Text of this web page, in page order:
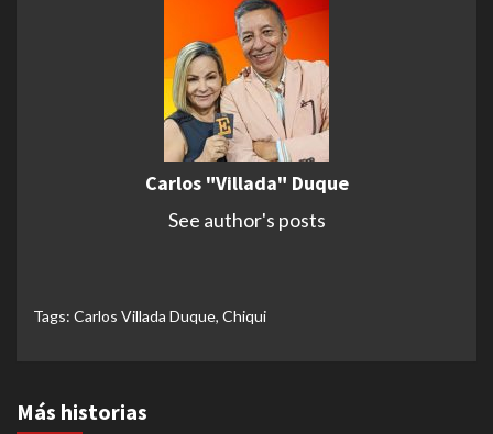
Carlos "Villada" Duque
See author's posts
Tags: Carlos Villada Duque, Chiqui
Más historias